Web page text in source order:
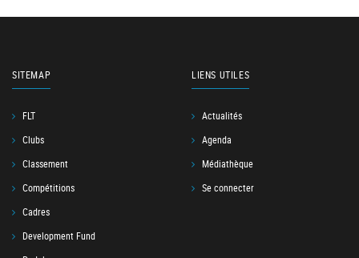
SITEMAP
FLT
Clubs
Classement
Compétitions
Cadres
Development Fund
LIENS UTILES
Actualités
Agenda
Médiathèque
Se connecter